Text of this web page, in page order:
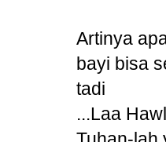
Artinya
bayi bisa
tadi
...Laa